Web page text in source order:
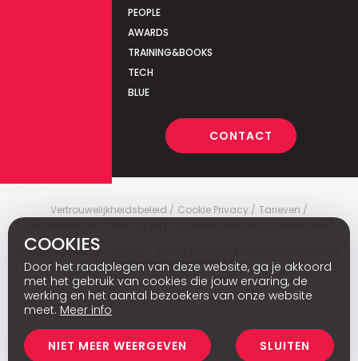
PEOPLE
AWARDS
TRAINING&BOOKS
TECH
BLUE
CONTACT
Vertrouwelijkheidsbeleid Cookie Privacy
Tarieven
Media Marketing
the content of external sites.
Fr
COOKIES
Door het raadplegen van deze website, ga je akkoord
met het gebruik van cookies die jouw ervaring, de
werking en het aantal bezoekers van onze website
meet. Meer info
NIET MEER WEERGEVEN SLUITEN